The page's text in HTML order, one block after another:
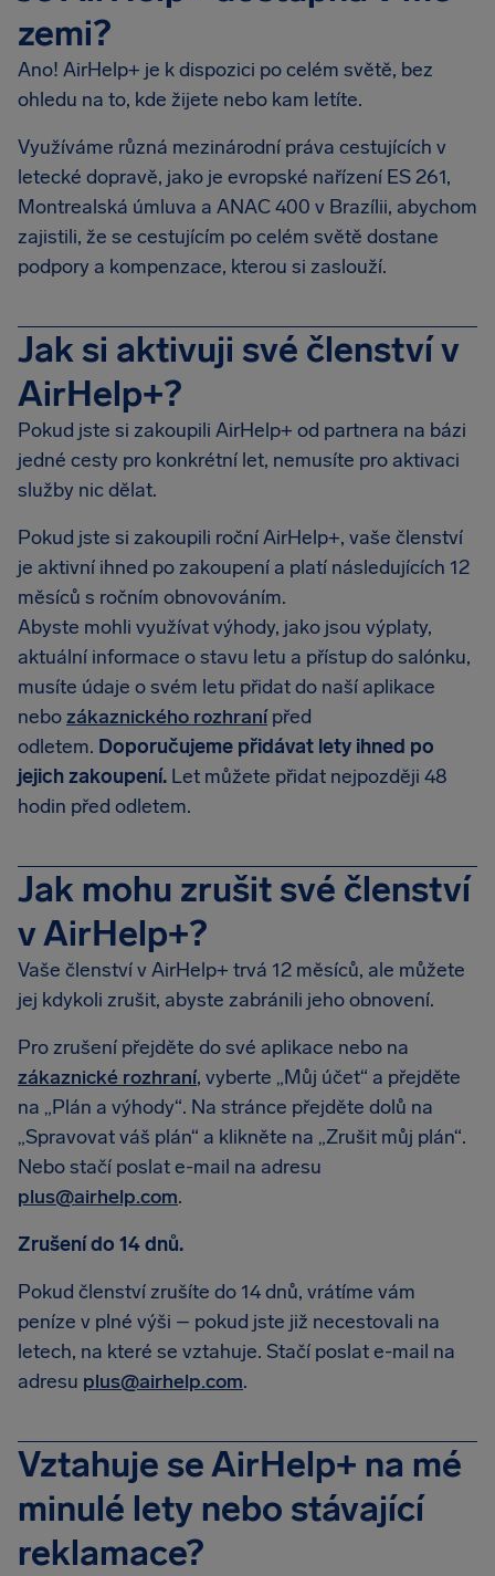
zemi?
Ano! AirHelp+ je k dispozici po celém světě, bez
ohledu na to, kde žijete nebo kam letíte.
Využíváme různá mezinárodní práva cestujících v
letecké dopravě, jako je evropské nařízení ES 261,
Montrealská úmluva a ANAC 400 v Brazílii, abychom
zajistili, že se cestujícím po celém světě dostane
podpory a kompenzace, kterou si zaslouží.
Jak si aktivuji své členství v
AirHelp+?
Pokud jste si zakoupili AirHelp+ od partnera na bázi
jedné cesty pro konkrétní let, nemusíte pro aktivaci
služby nic dělat.
Pokud jste si zakoupili roční AirHelp+, vaše členství
je aktivní ihned po zakoupení a platí následujících 12
měsíců s ročním obnovováním.
Abyste mohli využívat výhody, jako jsou výplaty,
aktuální informace o stavu letu a přístup do salónku,
musíte údaje o svém letu přidat do naší aplikace
nebozákaznického rozhranípřed
odletem. Doporučujeme přidávat lety ihned po
jejich zakoupení. Let můžete přidat nejpozději 48
hodin před odletem.
Jak mohu zrušit své členství
v AirHelp+?
Vaše členství v AirHelp+ trvá 12 měsíců, ale můžete
jej kdykoli zrušit, abyste zabránili jeho obnovení.
Pro zrušení přejděte do své aplikace nebo na
zákaznické rozhraní, vyberte „Můj účet“ a přejděte
na „Plán a výhody“. Na stránce přejděte dolů na
„Spravovat váš plán“ a klikněte na „Zrušit můj plán“.
Nebo stačí poslat e-mail na adresu
plus@airhelp.com.
Zrušení do 14 dnů.
Pokud členství zrušíte do 14 dnů, vrátíme vám
peníze v plné výši – pokud jste již necestovali na
letech, na které se vztahuje. Stačí poslat e-mail na
adresu plus@airhelp.com.
Vztahuje se AirHelp+ na mé
minulé lety nebo stávající
reklamace?